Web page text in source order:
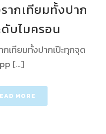
ากเทียมทั้งปาก
บไมครอน
กเทียมทั้งปากเป๊ะทุกจุด
[…]
MORE